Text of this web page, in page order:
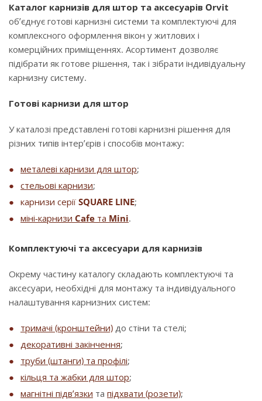
Каталог карнизів для штор та аксесуарів Orvit
об’єднує готові карнизні системи та комплектуючі для
комплексного оформлення вікон у житлових і
комерційних приміщеннях. Асортимент дозволяє
підібрати як готове рішення, так і зібрати індивідуальну
карнизну систему.
Готові карнизи для штор
У каталозі представлені готові карнизні рішення для
різних типів інтер’єрів і способів монтажу:
металеві карнизи для штор;
стельові карнизи;
карнизи серії SQUARE LINE;
міні-карнизи Cafe та Mini.
Комплектуючі та аксесуари для карнизів
Окрему частину каталогу складають комплектуючі та
аксесуари, необхідні для монтажу та індивідуального
налаштування карнизних систем:
тримачі (кронштейни) до стіни та стелі;
декоративні закінчення;
труби (штанги) та профілі;
кільця та жабки для штор;
магнітні підв’язки та підхвати (розети);